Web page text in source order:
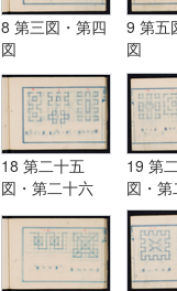
8 第三図・第四
図
9 第五
図
18 第二十五
図・第二十六
19 第
図・
図・